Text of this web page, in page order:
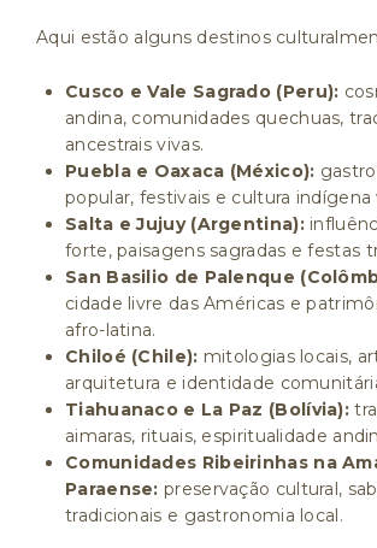
Aqui estão alguns destinos
Cusco e Vale Sagrado (Peru):
andina, comunidades quechuas,
ancestrais vivas.
Puebla e Oaxaca (México):
popular, festivais e cultura indígena
Salta e Jujuy (Argentina):
forte, paisagens sagradas e festas
San Basilio de Palenque
cidade livre das Américas e
afro-latina.
Chiloé (Chile): mitologias locais,
arquitetura e identidade
Tiahuanaco e La Paz (Bolívia):
aimaras, rituais, espiritualidade
Comunidades Ribeirinhas na
Paraense: preservação cultural,
tradicionais e gastronomia local.